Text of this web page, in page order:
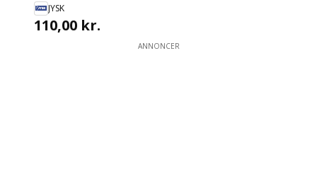
JYSK
110,00 kr.
ANNONCER